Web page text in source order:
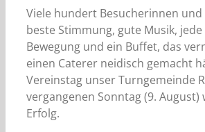
Viele hundert Besucherinnen und
beste Stimmung, gute Musik, jede
Bewegung und ein Buffet, das
einen Caterer neidisch gemacht
Vereinstag unser Turngemeinde
vergangenen Sonntag (9. August)
Erfolg.